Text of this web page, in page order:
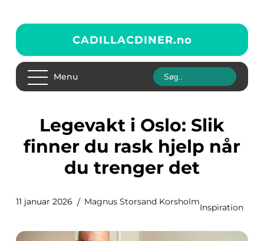
CADILLACDINER.no
Menu
Legevakt i Oslo: Slik
finner du rask hjelp når
du trenger det
11 januar 2026 Magnus Storsand Korsholm
Inspiration